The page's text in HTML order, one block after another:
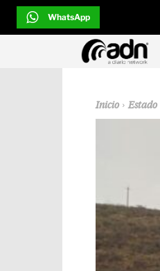
WhatsApp
Inicio Estado